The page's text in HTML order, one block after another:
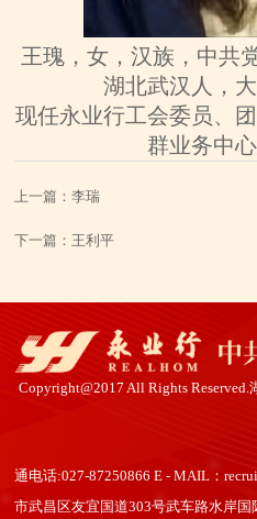
王瑰， 女，汉族， 中共
湖北武汉人，
现任永业行工会委员、
群业务中
上一篇：李瑞
下一篇： 王利平
Copyright@2017 All Rights
通电话:027-87250866 E - MAIL：
市武昌区友宜国道303号武车路水岸